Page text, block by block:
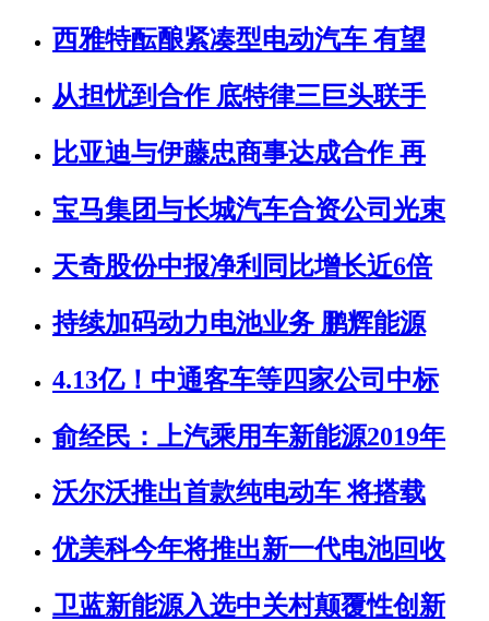
西雅特酝酿紧凑型电动汽车 有望
从担忧到合作 底特律三巨头联手
比亚迪与伊藤忠商事达成合作 再
宝马集团与长城汽车合资公司光束
天奇股份中报净利同比增长近6倍
持续加码动力电池业务 鹏辉能源
4.13亿！中通客车等四家公司中标
俞经民：上汽乘用车新能源2019年
沃尔沃推出首款纯电动车 将搭载
优美科今年将推出新一代电池回收
卫蓝新能源入选中关村颠覆性创新